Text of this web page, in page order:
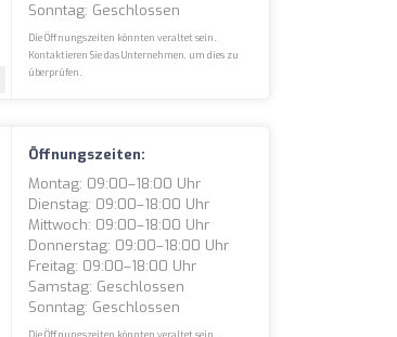
Sonntag: Geschlossen
Die Öffnungszeiten könnten veraltet sein.
Kontaktieren Sie das Unternehmen, um dies zu
überprüfen.
Öffnungszeiten:
Montag: 09:00–18:00 Uhr
Dienstag: 09:00–18:00 Uhr
Mittwoch: 09:00–18:00 Uhr
Donnerstag: 09:00–18:00 Uhr
Freitag: 09:00–18:00 Uhr
Samstag: Geschlossen
Sonntag: Geschlossen